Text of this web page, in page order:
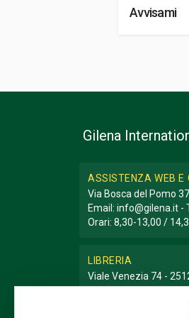
Avvisami
Gilena
ASSISTENZA WEB E
Via Bosca del Pomo
Email: info@gilena.it -
Orari: 8,30-13,00 /
LIBRERIA
Viale Venezia 74 -
Email:
Orari: 9,30-12,30 /